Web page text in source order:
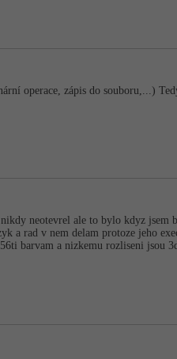
operace, zápis do souboru,...)
neotevrel ale to bylo kdyz
a rad v nem delam protoze jeho
barvam a nizkemu rozliseni jsou